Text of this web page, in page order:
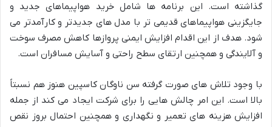
گذاشته است. این برنامه ها شامل خرید هواپیماهای جدید و
جایگزینی هواپیماهای قدیمی تر با مدل های جدیدتر و کارآمدتر می
شود. هدف از این اقدام افزایش ایمنی پروازها کاهش مصرف سوخت
و آلایندگی و همچنین ارتقای سطح راحتی و آسایش مسافران است.
با وجود تلاش های صورت گرفته سن ناوگان کاسپین هنوز هم نسبتاً
بالا است. این امر چالش هایی را برای شرکت ایجاد می کند از جمله
افزایش هزینه های تعمیر و نگهداری و همچنین احتمال بروز نقص